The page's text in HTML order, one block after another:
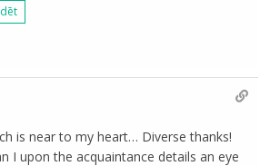
is near to my heart… Diverse thanks!
I upon the acquaintance details an eye